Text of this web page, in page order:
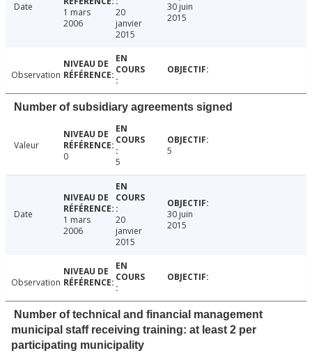
Date
1 mars
2006
20
janvier
2015
30 juin
2015
Observation
Number of subsidiary agreements signed
Valeur
0
5
5
Date
1 mars
2006
20
janvier
2015
30 juin
2015
Observation
Number of technical and financial management
municipal staff receiving training: at least 2 per
participating municipality